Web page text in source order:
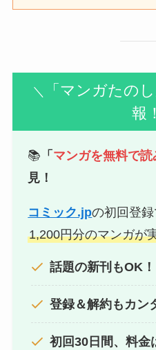
＼ 「マンガたの
報
📚 「 マンガを無料で読
見！
コミック.jpの初回登録
1,200円分のマンガが
話題の新刊もOK！
登録＆解約もカン
初回30日間、料金